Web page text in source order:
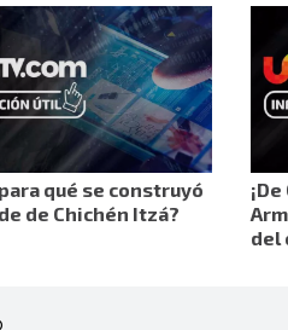
qué se construyó
de Chichén Itzá?
del